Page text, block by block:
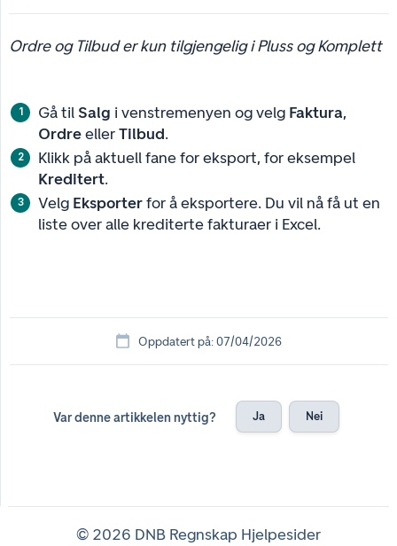
Ordre og Tilbud er kun tilgjengelig i Pluss og Komplett
Gå til Salg i venstremenyen og velg Faktura,
OrdreellerTilbud.
Klikk på aktuell fane for eksport, for eksempel
Kreditert.
Velg Eksporterfor å eksportere. Du vil nå få ut en
liste over alle krediterte fakturaer i Excel.
Oppdatert på: 07/04/2026
Var denne artikkelen nyttig? Ja Nei
© 2026 DNB Regnskap Hjelpesider